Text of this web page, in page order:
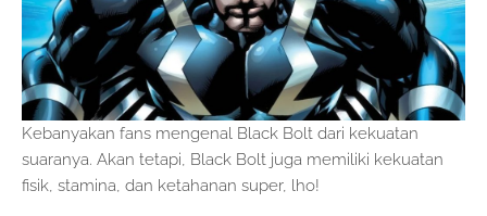
Kebanyakan fans mengenal Black Bolt dari kekuatan
suaranya. Akan tetapi, Black Bolt juga memiliki kekuatan
fisik, stamina, dan ketahanan super, lho!